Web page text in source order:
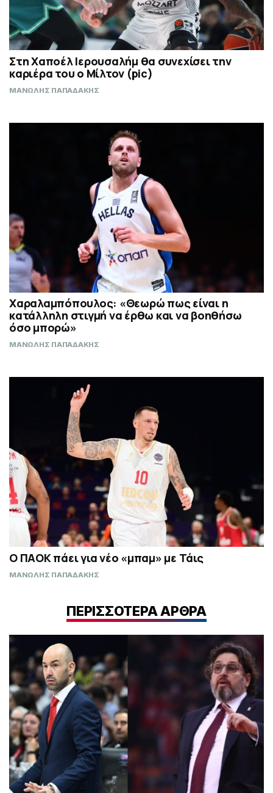
Στη Χαποέλ Ιερουσαλήμ θα συνεχίσει την
καριέρα του ο Μίλτον (pic)
ΜΑΝΩΛΗΣ ΠΑΠΑΔΑΚΗΣ
Χαραλαμπόπουλος: «Θεωρώ πως είναι η
κατάλληλη στιγμή να έρθω και να βοηθήσω
όσο μπορώ»
ΜΑΝΩΛΗΣ ΠΑΠΑΔΑΚΗΣ
Ο ΠΑΟΚ πάει για νέο «μπαμ» με Τάις
ΜΑΝΩΛΗΣ ΠΑΠΑΔΑΚΗΣ
ΠΕΡΙΣΣΟΤΕΡΑ ΑΡΘΡΑ